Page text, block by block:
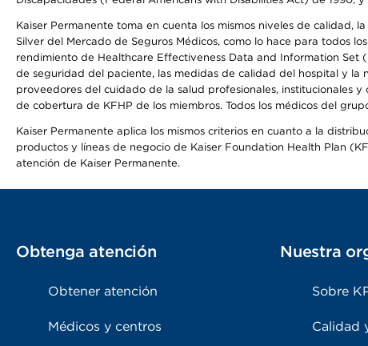
Kaiser Permanente toma en cuenta los mismos niveles de calidad,
Silver del Mercado de Seguros Médicos, como lo hace para todos
rendimiento de Healthcare Effectiveness Data and Information Set
de seguridad del paciente, las medidas de calidad del hospital y la
proveedores del cuidado de la salud profesionales, institucionales
de cobertura de KFHP de los miembros. Todos los médicos del
Kaiser Permanente aplica los mismos criterios en cuanto a la
productos y líneas de negocio de Kaiser Foundation Health Plan
atención de Kaiser Permanente.
Obtenga atención
Obtener atención
Médicos y centros
Nuestra
Sobre
Calidad